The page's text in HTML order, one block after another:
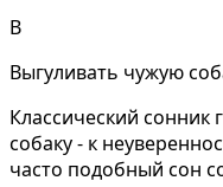
В
Выгуливать чужую
Классический сонник говорит, что выгуливать чужую
собаку - к
часто подобный сон